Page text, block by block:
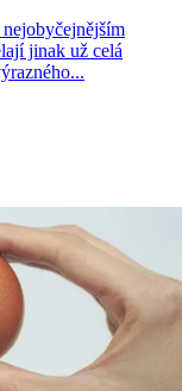
jinak už celá